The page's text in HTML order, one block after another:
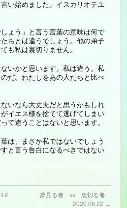
い始めました。イスカリオテユ
しょう」と言う言葉の意味は何で
ちとは違うでしょう。他の弟子
も私は裏切りません。
いかと思います。私は違う。私
だ。わたしをあの人たちと比べ
いなら大丈夫だと思うかもしれ
イエス様を捨てて逃げてしまい
て違うことはないと思います。
は、まさか私ではないでしょう
と言う告白になるべきではない
夢見る者 vs 裏切る者
2020.06.22 →